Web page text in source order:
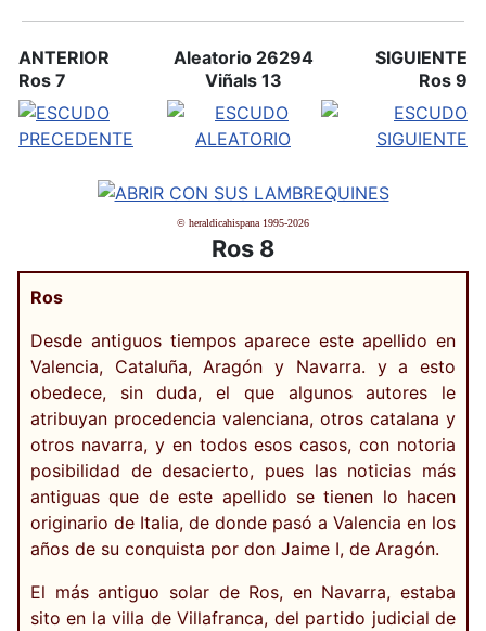
ANTERIOR
Ros 7
Aleatorio 26294
Viñals 13
SIGUIENTE
Ros 9
© heraldicahispana 1995-2026
Ros 8
Ros
Desde antiguos tiempos aparece este apellido en
Valencia, Cataluña, Aragón y Navarra. y a esto
obedece, sin duda, el que algunos autores le
atribuyan procedencia valenciana, otros catalana y
otros navarra, y en todos esos casos, con notoria
posibilidad de desacierto, pues las noticias más
antiguas que de este apellido se tienen lo hacen
originario de Italia, de donde pasó a Valencia en los
años de su conquista por don Jaime I, de Aragón.
El más antiguo solar de Ros, en Navarra, estaba
sito en la villa de Villafranca, del partido judicial de